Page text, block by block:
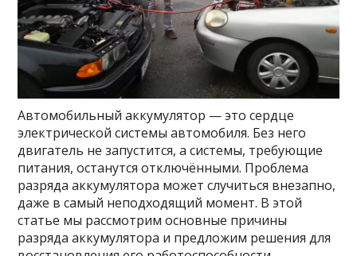
Автомобильный аккумулятор — это сердце
электрической системы автомобиля. Без него
двигатель не запустится, а системы, требующие
питания, останутся отключёнными. Проблема
разряда аккумулятора может случиться внезапно,
даже в самый неподходящий момент. В этой
статье мы рассмотрим основные причины
разряда аккумулятора и предложим решения для